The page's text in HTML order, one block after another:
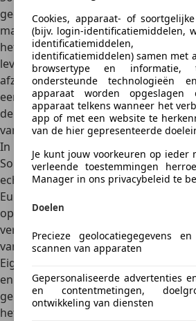
geen achterwielaandrijving meer.
maakte plaats voor een meer
het eerst was de Sonata nu ook
leverbaar. Ook Noord-Amerika
afzetmarkten en daar zou de
een populair model. Bij zijn debuut
de Sonata op dat moment pas het
van het toen nog jonge merk
In 1993 volgde de derde
Sonata. Die verkocht al wat beter in
echte kaskraker werd het nooit.
Europa nimmer lekker van de grond
op een gegeven moment zelfs
verdween, is de Sonata
van de belangrijkste modellen
Eigenlijk was
enigszins succesvol. Het uiterlijk
gekregen van de Grandeur, destijds
het Hyundai-programma. De grille
Cookies, apparaat- of
(bijv. login-identificatiemiddelen,
identificatiemiddelen,
identificatiemiddelen) samen met
browsertype en informatie,
ondersteunde technologieën
apparaat worden
apparaat telkens wanneer het
app of met een website te
van de hier gepresenteerde
Je kunt jouw voorkeuren op ieder
verleende toestemmingen
Manager in ons privacybeleid te
Doelen
Precieze geolocatiegegevens
scannen van apparaten
Gepersonaliseerde advertenties
en contentmetingen,
ontwikkeling van diensten